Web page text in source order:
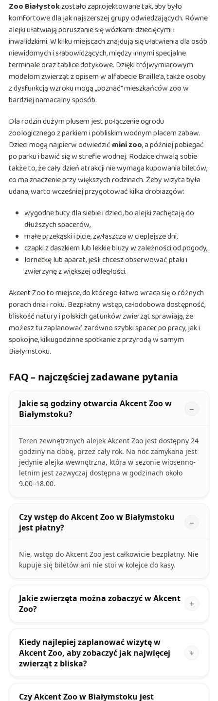
Zoo Białystokzostało zaprojektowane tak, aby było
komfortowe dla jak najszerszej grupy odwiedzających. Równe
alejki ułatwiają poruszanie się wózkami dziecięcymi i
inwalidzkimi. W kilku miejscach znajdują się ułatwienia dla osób
niewidomych i słabowidzących, między innymi specjalne
terminale oraz tablice dotykowe. Dzięki trójwymiarowym
modelom zwierząt z opisem w alfabecie Braille’a, także osoby
z dysfunkcją wzroku mogą „poznać” mieszkańców zoo w
bardziej namacalny sposób.
Dla rodzin dużym plusem jest połączenie ogrodu
zoologicznego z parkiem i pobliskim wodnym placem zabaw.
Dzieci mogą najpierw odwiedzić mini zoo, a później pobiegać
po parku i bawić się w strefie wodnej. Rodzice chwalą sobie
także to, że cały dzień atrakcji nie wymaga kupowania biletów,
co ma znaczenie przy większych rodzinach. Żeby wizyta była
udana, warto wcześniej przygotować kilka drobiazgów:
wygodne buty dla siebie i dzieci, bo alejki zachęcają do
dłuższych spacerów,
małe przekąski i picie, zwłaszcza w cieplejsze dni,
czapki z daszkiem lub lekkie bluzy w zależności od pogody,
lornetkę lub aparat, jeśli chcesz obserwować ptaki i
zwierzynę z większej odległości.
Akcent Zoo to miejsce, do którego łatwo wraca się o różnych
porach dnia i roku. Bezpłatny wstęp, całodobowa dostępność,
bliskość natury i polskich gatunków zwierząt sprawiają, że
możesz tu zaplanować zarówno szybki spacer po pracy, jak i
spokojne, kilkugodzinne spotkanie z przyrodą w samym
Białymstoku.
FAQ – najczęściej zadawane pytania
Jakie są godziny otwarcia Akcent Zoo w
Białymstoku?
Teren zewnętrznych alejek Akcent Zoo jest dostępny 24
godziny na dobę, przez cały rok. Na noc zamykana jest
jedynie alejka wewnętrzna, która w sezonie wiosenno-
letnim jest zazwyczaj dostępna w godzinach około
9.00–18.00.
Czy wstęp do Akcent Zoo w Białymstoku
jest płatny?
Nie, wstęp do Akcent Zoo jest całkowicie bezpłatny. Nie
kupuje się biletów ani nie stoi w kolejce do kasy.
Jakie zwierzęta można zobaczyć w Akcent
Zoo?
Kiedy najlepiej zaplanować wizytę w
Akcent Zoo, aby zobaczyć jak najwięcej
zwierząt z bliska?
Czy Akcent Zoo w Białymstoku jest